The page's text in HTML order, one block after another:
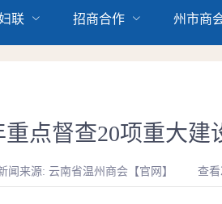
联 招商合作 州市商
点督查20项重大建
闻来源: 云南省温州商会【官网】 查看